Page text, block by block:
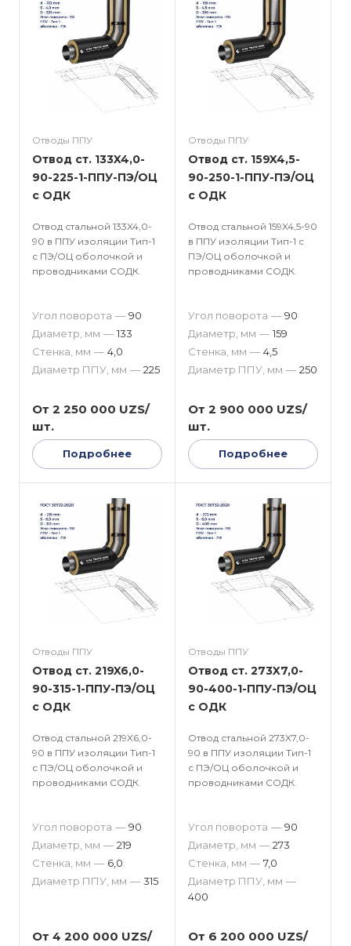
Отводы ППУ
Отвод ст. 133X4,0-
90-225-1-ППУ-ПЭ/ОЦ
с ОДК
Отвод стальной 133X4,0-
90 в ППУ изоляции Тип-1
с ПЭ/ОЦ оболочкой и
проводниками СОДК.
Угол поворота — 90
Диаметр, мм — 133
Стенка, мм — 4,0
Диаметр ППУ, мм — 225
От 2 250 000 UZS/
шт.
Подробнее
Отводы ППУ
Отвод ст. 159X4,5-
90-250-1-ППУ-ПЭ/ОЦ
с ОДК
Отвод стальной 159X4,5-90
в ППУ изоляции Тип-1 с
ПЭ/ОЦ оболочкой и
проводниками СОДК.
Угол поворота — 90
Диаметр, мм — 159
Стенка, мм — 4,5
Диаметр ППУ, мм — 250
От 2 900 000 UZS/
шт.
Подробнее
Отводы ППУ
Отвод ст. 219X6,0-
90-315-1-ППУ-ПЭ/ОЦ
с ОДК
Отвод стальной 219X6,0-
90 в ППУ изоляции Тип-1
с ПЭ/ОЦ оболочкой и
проводниками СОДК.
Угол поворота — 90
Диаметр, мм — 219
Стенка, мм — 6,0
Диаметр ППУ, мм — 315
От 4 200 000 UZS/
Отводы ППУ
Отвод ст. 273X7,0-
90-400-1-ППУ-ПЭ/ОЦ
с ОДК
Отвод стальной 273X7,0-
90 в ППУ изоляции Тип-1
с ПЭ/ОЦ оболочкой и
проводниками СОДК.
Угол поворота — 90
Диаметр, мм — 273
Стенка, мм — 7,0
Диаметр ППУ, мм —
400
От 6 200 000 UZS/